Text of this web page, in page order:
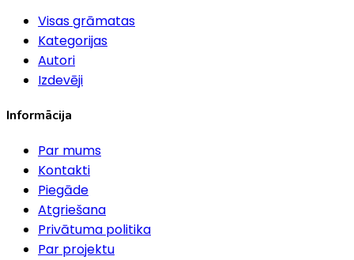
Visas grāmatas
Kategorijas
Autori
Izdevēji
Informācija
Par mums
Kontakti
Piegāde
Atgriešana
Privātuma politika
Par projektu